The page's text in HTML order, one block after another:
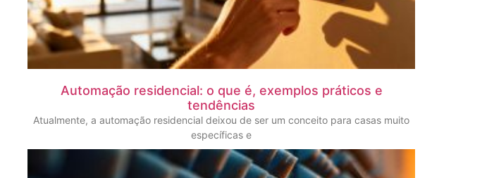
Automação residencial: o que é, exemplos práticos e
tendências
Atualmente, a automação residencial deixou de ser um conceito para casas muito
específicas e